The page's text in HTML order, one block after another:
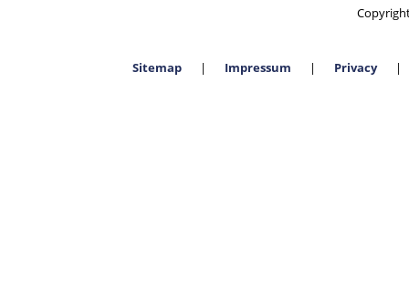
Sitemap Impressum Privacy